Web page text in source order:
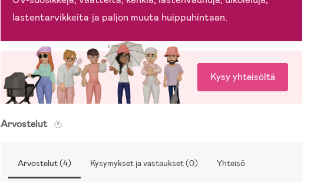
lastentarvikkeita ja paljon muuta huippuhintaan.
Kysy yhteisöltä
Arvostelut
Arvostelut (4) Kysymykset ja vastaukset (0) Yhteisö